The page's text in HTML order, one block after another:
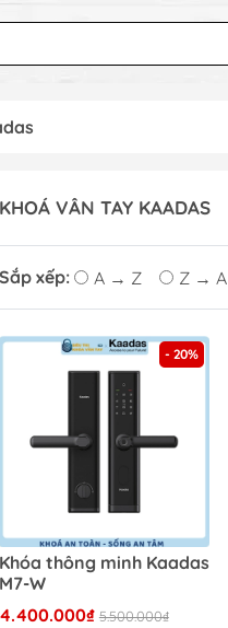
KHOÁ VÂN TAY KAADAS
Sắp xếp: A → Z Z → A
- 20%
Khóa thông minh Kaadas
M7-W
4.400.000₫ 5.500.000₫